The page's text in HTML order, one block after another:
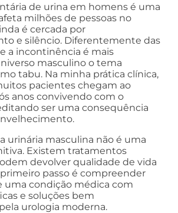
de urina em homens é uma
milhões de pessoas no
é cercada por
e silêncio. Diferentemente das
a incontinência é mais
masculino o tema
tabu. Na minha prática clínica,
pacientes chegam ao
anos convivendo com o
ser uma consequência
urinária masculina não é uma
Existem tratamentos
devolver qualidade de vida
passo é compreender
uma condição médica com
e soluções bem
urologia moderna.